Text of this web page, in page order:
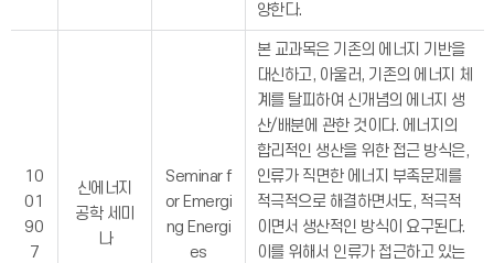
양한다.
10
01
90
7
신에너지
공학 세미
나
Seminar f
or Emergi
ng Energi
es
본 교과목은 기존의 에너지 기반을
대신하고, 아울러, 기존의 에너지 체
계를 탈피하여 신개념의 에너지 생
산/배분에 관한 것이다. 에너지의
합리적인 생산을 위한 접근 방식은,
인류가 직면한 에너지 부족문제를
적극적으로 해결하면서도, 적극적
이면서 생산적인 방식이 요구된다.
이를 위해서 인류가 접근하고 있는